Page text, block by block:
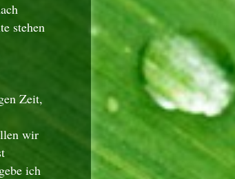
stehen
Zeit,
wir
ich